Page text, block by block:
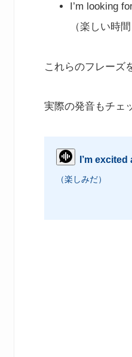
I’m looking
（楽しい時
これらのフレーズ
実際の発音もチェ
I’m
（楽しみだ）